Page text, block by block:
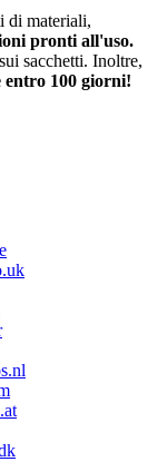
di materiali,
pronti all'uso.
sacchetti. Inoltre,
entro 100 giorni!